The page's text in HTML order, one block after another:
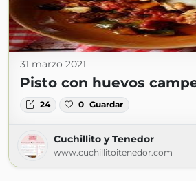
31 marzo 2021
Pisto con huevos
24 0 Guardar
Cuchillito y Tenedor
www.cuchillitoitenedor.com